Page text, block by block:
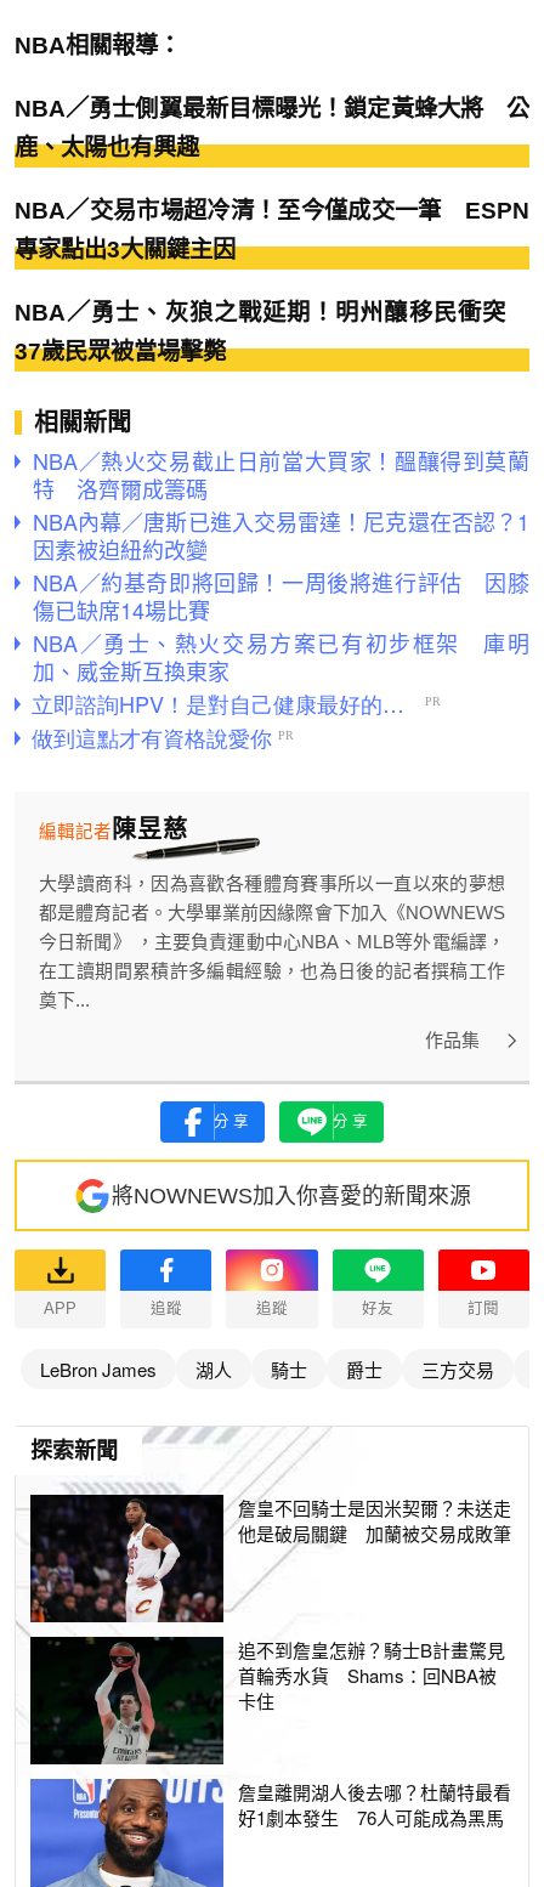
NBA相關報導：
NBA／勇士側翼最新目標曝光！鎖定黃蜂大將 公
鹿、太陽也有興趣
NBA／交易市場超冷清！至今僅成交一筆 ESPN
專家點出3大關鍵主因
NBA／勇士、灰狼之戰延期！明州釀移民衝突
37歲民眾被當場擊斃
相關新聞
NBA／熱火交易截止日前當大買家！醞釀得到莫蘭
特 洛齊爾成籌碼
NBA內幕／唐斯已進入交易雷達！尼克還在否認？1
因素被迫紐約改變
NBA／約基奇即將回歸！一周後將進行評估 因膝
傷已缺席14場比賽
NBA／勇士、熱火交易方案已有初步框架 庫明
加、威金斯互換東家
陳昱慈
編輯記者
大學讀商科，因為喜歡各種體育賽事所以一直以來的夢想
都是體育記者。大學畢業前因緣際會下加入《NOWNEWS
今日新聞》 ，主要負責運動中心NBA、MLB等外電編譯，
在工讀期間累積許多編輯經驗，也為日後的記者撰稿工作
奠下...
作品集
分享 分享
將NOWNEWS加入你喜愛的新聞來源
APP 追蹤 追蹤 好友 訂閱
LeBron James 湖人 騎士 爵士 三方交易
探索新聞
詹皇不回騎士是因米契爾？未送走
他是破局關鍵 加蘭被交易成敗筆
追不到詹皇怎辦？騎士B計畫驚見
首輪秀水貨 Shams：回NBA被
卡住
詹皇離開湖人後去哪？杜蘭特最看
好1劇本發生 76人可能成為黑馬